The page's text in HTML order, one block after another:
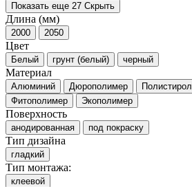
Показать еще 27 Скрыть
Длина (мм)
2000 2050
Цвет
Белый грунт (белый) черный
Материал
Алюминий Дюрополимер Полистирол
Фитополимер
Экополимер
Поверхность
анодированная под покраску
Тип дизайна
гладкий
Тип монтажа:
клеевой